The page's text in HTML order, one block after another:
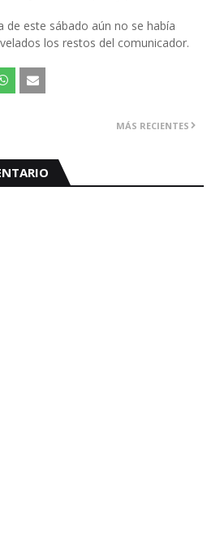
de este sábado aún no se había
los restos del comunicador.
MÁS RECIENTES